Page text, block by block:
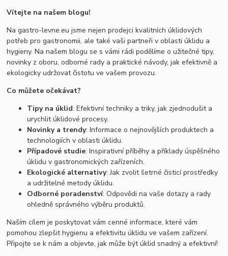
mraznička
vitrína Hrnce a pánve
Krájecí nástroje
Mixéry a sekáčky Úložné nádoby
Čisticí prostředky
Utěrky a hadry
Dezinfekce a hygienické produkty
zásobník na hygienické vložky
zásobník na tampony
Vítejte na našem blogu!
Na gastro-levne.eu jsme nejen prodejci kvalitních úklidových
potřeb pro gastronomii, ale také vaši partneři v oblasti úklidu a
hygieny. Na našem blogu se s vámi rádi podělíme o užitečné tipy,
novinky z oboru, odborné rady a praktické návody, jak efektivně a
ekologicky udržovat čistotu ve vašem provozu.
Co můžete očekávat?
Tipy na úklid: Efektivní techniky a triky, jak zjednodušit a
urychlit úklidové procesy.
Novinky a trendy: Informace o nejnovějších produktech a
technologiích v oblasti úklidu.
Případové studie: Inspirativní příběhy a příklady úspěšného
úklidu v gastronomických zařízeních.
Ekologické alternativy: Jak zvolit šetrné čisticí prostředky
a udržitelné metody úklidu.
Odborné poradenství: Odpovědi na vaše dotazy a rady
ohledně správného výběru produktů.
Naším cílem je poskytovat vám cenné informace, které vám
pomohou zlepšit hygienu a efektivitu úklidu ve vašem zařízení.
Připojte se k nám a objevte, jak může být úklid snadný a efektivní!